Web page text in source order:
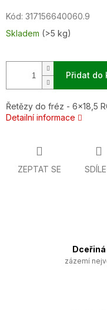
cena:
Kód: 317156640060.9
Skladem (>5 kg)
Přidat do
Řetězy do fréz - 6x18,5
Detailní informace
ZEPTAT SE
zázemí